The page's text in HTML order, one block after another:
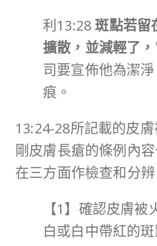
利13:28斑點若留
擴散，並減輕了
司要宣佈他為潔
痕。
13:24-28所記載的皮
剛皮膚長瘡的條例內
在三方面作檢查和分辨
【1】確認皮膚
白或白中帶紅的斑